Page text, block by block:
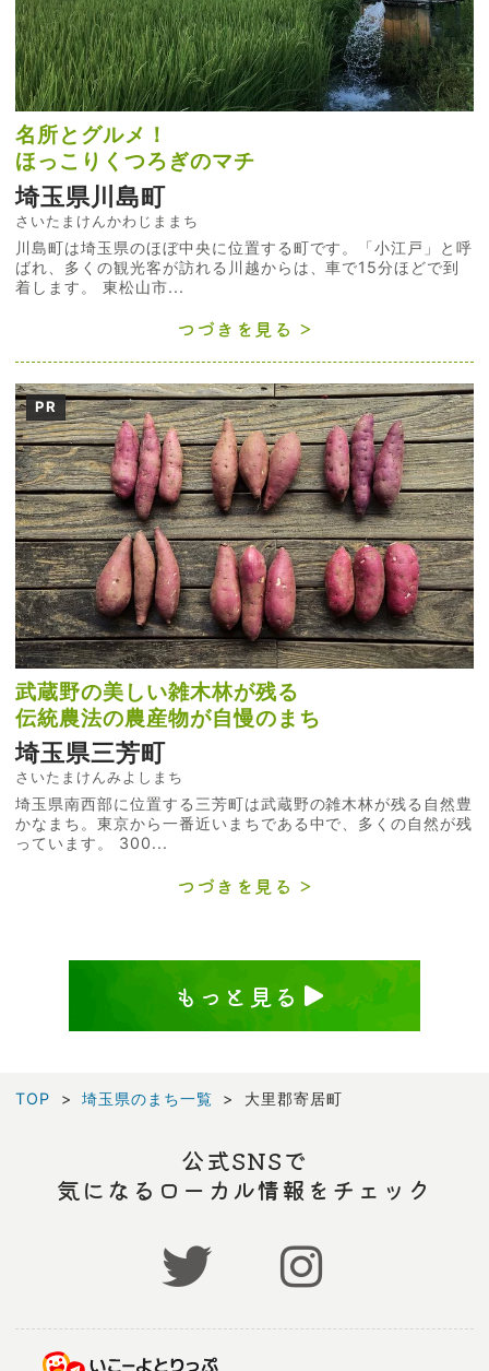
名所とグルメ！
ほっこりくつろぎのマチ
埼玉県川島町
さいたまけんかわじままち
川島町は埼玉県のほぼ中央に位置する町です。「小江戸」と呼
ばれ、多くの観光客が訪れる川越からは、車で15分ほどで到
着します。 東松山市...
つづきを見る
PR
武蔵野の美しい雑木林が残る
伝統農法の農産物が自慢のまち
埼玉県三芳町
さいたまけんみよしまち
埼玉県南西部に位置する三芳町は武蔵野の雑木林が残る自然豊
かなまち。東京から一番近いまちである中で、多くの自然が残
っています。 300...
つづきを見る
もっと見る
TOP 埼玉県のまち一覧 大里郡寄居町
公式SNSで
気になるローカル情報をチェック